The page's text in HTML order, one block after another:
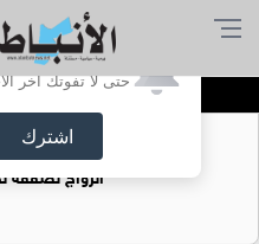
أترغب في
حتى لا تفوتك آخر
اشتركفتيات
الزواج لصفقة